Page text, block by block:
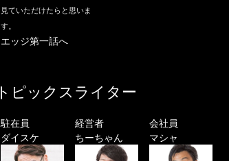
見ていただけたらと思いま
す。
エッジ第一話へ
トピックスライター
駐在員
ダイスケ
経営者
ちーちゃん
会社員
マシャ